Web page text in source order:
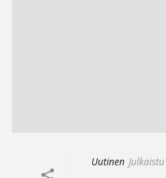
Uutinen Julkaistu